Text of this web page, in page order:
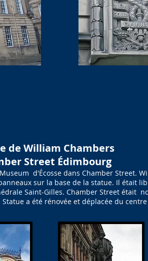
de William Chambers
Street Édimbourg
d'Écosse dans Chamber Street.
sur la base de la statue. Il était
Saint-Gilles. Chamber Street était
a été rénovée et déplacée du